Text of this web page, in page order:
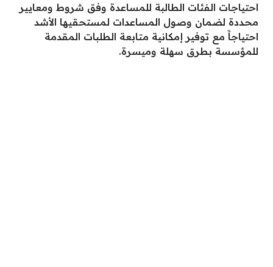
احتياجات الفئات الطالبة للمساعدة وفق شروط ومعايير
محددة لضمان وصول المساعدات لمستحقيها الأشد
احتياجاََ مع توفير إمكانية متابعة الطلبات المقدمة
للمؤسسة بطرق سهلة وميسرة.